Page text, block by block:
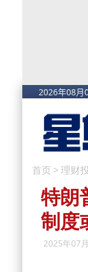
首页 > 理财
特朗
制度
2025年07